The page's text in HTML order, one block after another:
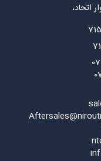
اتحاد،